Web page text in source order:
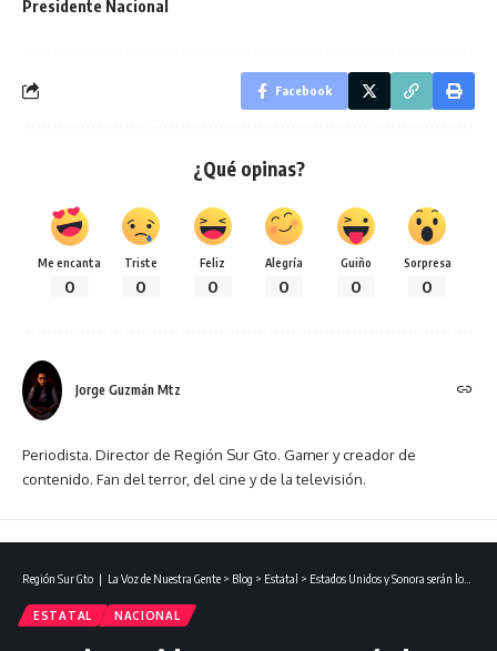
Presidente Nacional
Facebook
¿Qué opinas?
Me encanta
0
Triste
0
Feliz
0
Alegría
0
Guiño
0
Sorpresa
0
Jorge Guzmán Mtz
Periodista. Director de Región Sur Gto. Gamer y creador de
contenido. Fan del terror, del cine y de la televisión.
Región Sur Gto ❘ La Voz de Nuestra Gente > Blog > Estatal > Estados Unidos y Sonora serán los invitados especiales para el Cervantino 2023.
ESTATAL NACIONAL